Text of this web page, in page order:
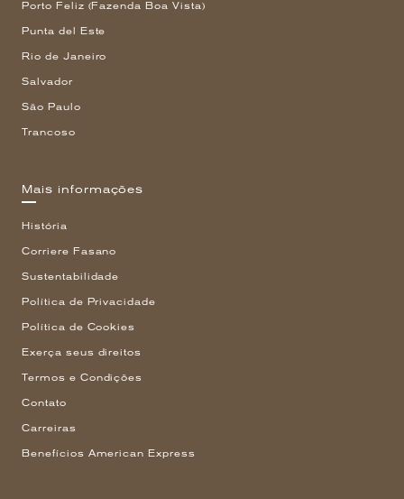
Porto Feliz (Fazenda Boa Vista)
Punta del Este
Rio de Janeiro
Salvador
São Paulo
Trancoso
Mais informações
História
Corriere Fasano
Sustentabilidade
Política de Privacidade
Política de Cookies
Exerça seus direitos
Termos e Condições
Contato
Carreiras
Benefícios American Express